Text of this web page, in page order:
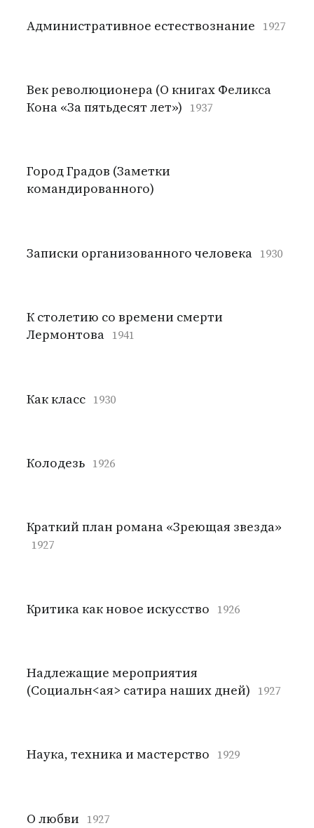
Административное естествознание 1927
Век революционера (О книгах Феликса
Кона «За пятьдесят лет»)
1937
Город Градов (Заметки
командированного)
Записки организованного человека 1930
К столетию со времени смерти
Лермонтова 1941
Как класс 1930
Колодезь 1926
Краткий план романа «Зреющая звезда»
1927
Критика как новое искусство 1926
Надлежащие мероприятия
(Социальн<ая> сатира наших дней)
1927
Наука, техника и мастерство 1929
О любви 1927